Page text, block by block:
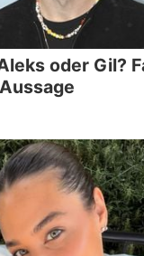
oder Gil?